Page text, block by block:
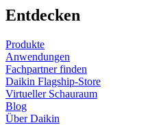
Entdecken
Produkte
Anwendungen
Fachpartner finden
Daikin Flagship-Store
Virtueller Schauraum
Blog
Über Daikin